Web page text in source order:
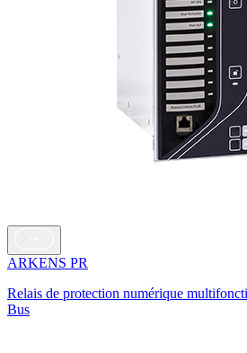
ARKENS PR
Relais de protection numérique
Bus